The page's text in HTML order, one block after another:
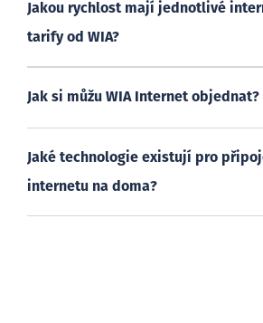
Jakou rychlost mají jednotlivé
tarify od WIA?
Jak si můžu WIA Internet objednat?
Jaké technologie existují pro
internetu na doma?